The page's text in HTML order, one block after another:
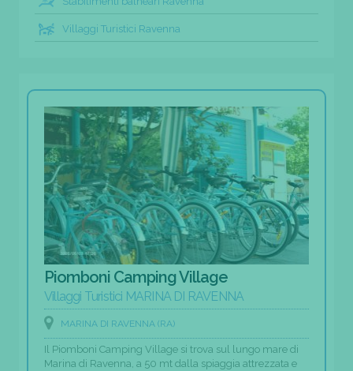
Villaggi Turistici Ravenna
Piomboni Camping Village
Villaggi Turistici MARINA DI RAVENNA
MARINA DI RAVENNA (RA)
Il Piomboni Camping Village si trova sul lungo mare di
Marina di Ravenna, a 50 mt dalla spiaggia attrezzata e